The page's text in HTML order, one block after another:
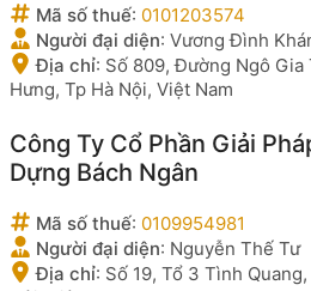
Mã số thuế: 0101203574
Người đại diện: Vương Đình
Địa chỉ: Số 809, Đường Ngô Gia
Hưng, Tp Hà Nội, Việt Nam
Công Ty Cổ Phần Giải
Dựng Bách Ngân
Mã số thuế: 0109954981
Người đại diện: Nguyễn Thế Tư
Địa chỉ: Số 19, Tổ 3 Tình